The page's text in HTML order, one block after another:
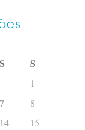
S S
1
7
8
14
15